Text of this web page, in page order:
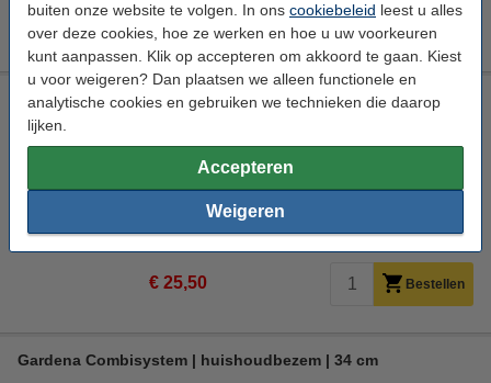
buiten onze website te volgen. In ons cookiebeleid leest u alles
over deze cookies, hoe ze werken en hoe u uw voorkeuren
kunt aanpassen. Klik op accepteren om akkoord te gaan. Kiest
u voor weigeren? Dan plaatsen we alleen functionele en
analytische cookies en gebruiken we technieken die daarop
lijken.
Accepteren
Weigeren
€ 25,50
Gardena Combisystem | vloerentrekker | 43 cm
43 cm
Bekijk de specificaties en beschrijving
Direct leverbaar
Morgen in huis
€ 25,50 Bestellen
Gardena Combisystem | huishoudbezem | 34 cm